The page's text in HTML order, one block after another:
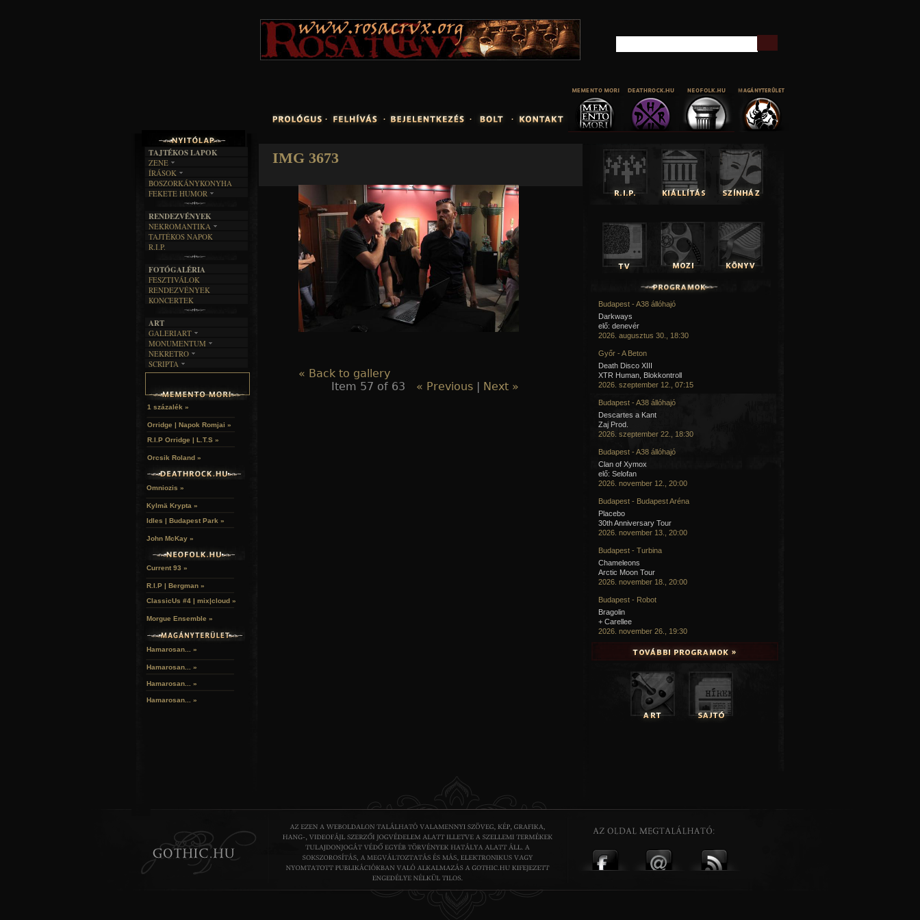
IMG 3673
« Back to gallery
Item 57 of 63
« Previous| Next »
TAJTÉKOS LAPOK
ZENE
EGYÜTTESEK
INTERJÚK
FORDÍTÁSOK
DALSZÖVEGEK
ÍRÁSOK
IRODALOM
FILM
MŰVÉSZET
ÍRÁSTÖRTÉNET
BOSZORKÁNYKONYHA
FEKETE HUMOR
SZÖVEGES
RENDEZVÉNYEK
NEKROMANTIKA
AKTUÁLIS
A MÚLT
TAJTÉKOS NAPOK
R.I.P.
FOTÓGALÉRIA
FESZTIVÁLOK
RENDEZVÉNYEK
KONCERTEK
ART
GALERIART
ARTGALERI
KÉPREGÉNYEK
LAKÁSKULTS
MONUMENTUM
TEMETŐK
TEMPLOMOK
HELYEK
NEKRETRO
SZUBKULT
RELIKVIÁK
SCRIPTA
NOVELLÁK
HALÁLTÁNC
1 százalék »
Orridge | Napok Romjai »
R.I.P Orridge | L.T.S »
Orcsik Roland »
Omniozis »
Kylmä Krypta »
Idles | Budapest Park »
John McKay »
Current 93 »
R.I.P | Bergman »
ClassicUs #4 | mix|cloud »
Morgue Ensemble »
Hamarosan... »
Hamarosan... »
Hamarosan... »
Hamarosan... »
Budapest - A38 állóhajó
Darkways
elő: denevér
2026. augusztus 30., 18:30
Győr - A Beton
Death Disco XIII
XTR Human, Blokkontroll
2026. szeptember 12., 07:15
Budapest - A38 állóhajó
Descartes a Kant
Zaj Prod.
2026. szeptember 22., 18:30
Budapest - A38 állóhajó
Clan of Xymox
elő: Selofan
2026. november 12., 20:00
Budapest - Budapest Aréna
Placebo
30th Anniversary Tour
2026. november 13., 20:00
Budapest - Turbina
Chameleons
Arctic Moon Tour
2026. november 18., 20:00
Budapest - Robot
Bragolin
+ Carellee
2026. november 26., 19:30